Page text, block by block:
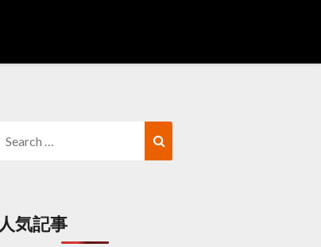
人気記事